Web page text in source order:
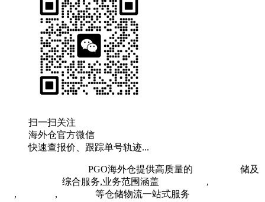
扫一扫关注
海外仓官方微信
快速查报价、跟踪单号轨迹...
PGO海外仓提供高质量的
储及
综合服务,业务范围涵盖 ,
, , 等仓储物流一站式服务